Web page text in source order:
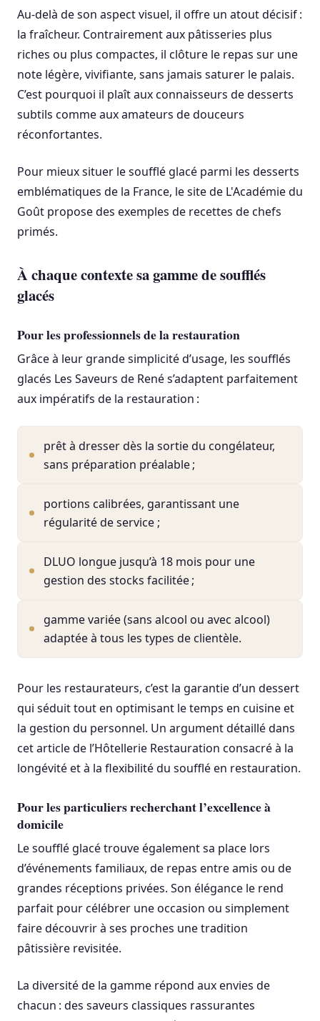
Au-delà de son aspect visuel, il offre un atout décisif :
la fraîcheur. Contrairement aux pâtisseries plus
riches ou plus compactes, il clôture le repas sur une
note légère, vivifiante, sans jamais saturer le palais.
C’est pourquoi il plaît aux connaisseurs de desserts
subtils comme aux amateurs de douceurs
réconfortantes.
Pour mieux situer le soufflé glacé parmi les desserts
emblématiques de la France, le site de L'Académie du
Goût propose des exemples de recettes de chefs
primés.
À chaque contexte sa gamme de soufflés
glacés
Pour les professionnels de la restauration
Grâce à leur grande simplicité d’usage, les soufflés
glacés Les Saveurs de René s’adaptent parfaitement
aux impératifs de la restauration :
prêt à dresser dès la sortie du congélateur,
sans préparation préalable ;
portions calibrées, garantissant une
régularité de service ;
DLUO longue jusqu’à 18 mois pour une
gestion des stocks facilitée ;
gamme variée (sans alcool ou avec alcool)
adaptée à tous les types de clientèle.
Pour les restaurateurs, c’est la garantie d’un dessert
qui séduit tout en optimisant le temps en cuisine et
la gestion du personnel. Un argument détaillé dans
cet article de l’Hôtellerie Restauration consacré à la
longévité et à la flexibilité du soufflé en restauration.
Pour les particuliers recherchant l’excellence à
domicile
Le soufflé glacé trouve également sa place lors
d’événements familiaux, de repas entre amis ou de
grandes réceptions privées. Son élégance le rend
parfait pour célébrer une occasion ou simplement
faire découvrir à ses proches une tradition
pâtissière revisitée.
La diversité de la gamme répond aux envies de
chacun : des saveurs classiques rassurantes